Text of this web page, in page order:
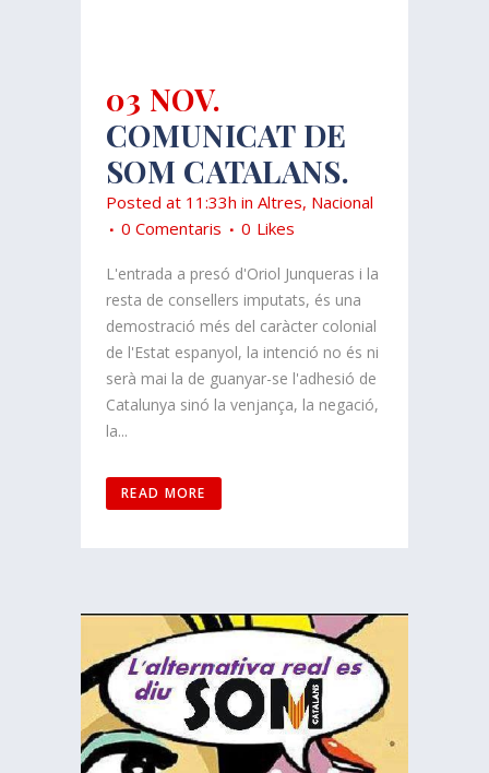
03 NOV.
COMUNICAT DE
SOM CATALANS.
Posted at 11:33h in Altres, Nacional
0 Comentaris
0 Likes
L'entrada a presó d'Oriol Junqueras i la
resta de consellers imputats, és una
demostració més del caràcter colonial
de l'Estat espanyol, la intenció no és ni
serà mai la de guanyar-se l'adhesió de
Catalunya sinó la venjança, la negació,
la...
READ MORE